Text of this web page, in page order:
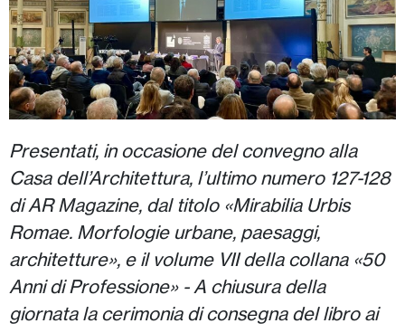
Presentati, in occasione del convegno alla
Casa dell’Architettura, l’ultimo numero 127-128
di AR Magazine, dal titolo «Mirabilia Urbis
Romae. Morfologie urbane, paesaggi,
architetture», e il volume VII della collana «50
Anni di Professione» - A chiusura della
giornata la cerimonia di consegna del libro ai